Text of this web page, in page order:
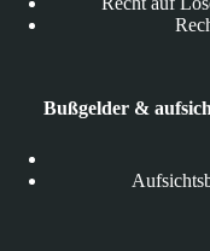
Bußgelder &